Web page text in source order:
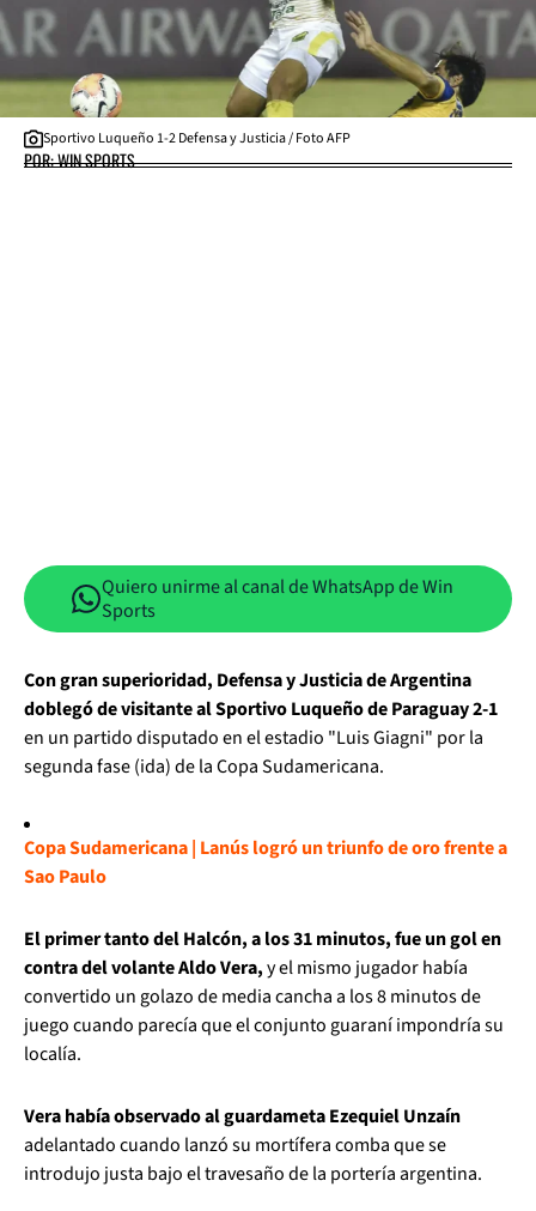
Sportivo Luqueño 1-2 Defensa y Justicia / Foto AFP
POR: WIN SPORTS
Quiero unirme al canal de WhatsApp de Win
Sports
Con gran superioridad, Defensa y Justicia de Argentina
doblegó de visitante al Sportivo Luqueño de Paraguay 2-1
en un partido disputado en el estadio "Luis Giagni" por la
segunda fase (ida) de la Copa Sudamericana.
Copa Sudamericana | Lanús logró un triunfo de oro frente a
Sao Paulo
El primer tanto del Halcón, a los 31 minutos, fue un gol en
contra del volante Aldo Vera,y el mismo jugador había
convertido un golazo de media cancha a los 8 minutos de
juego cuando parecía que el conjunto guaraní impondría su
localía.
Vera había observado al guardameta Ezequiel Unzaín
adelantado cuando lanzó su mortífera comba que se
introdujo justa bajo el travesaño de la portería argentina.